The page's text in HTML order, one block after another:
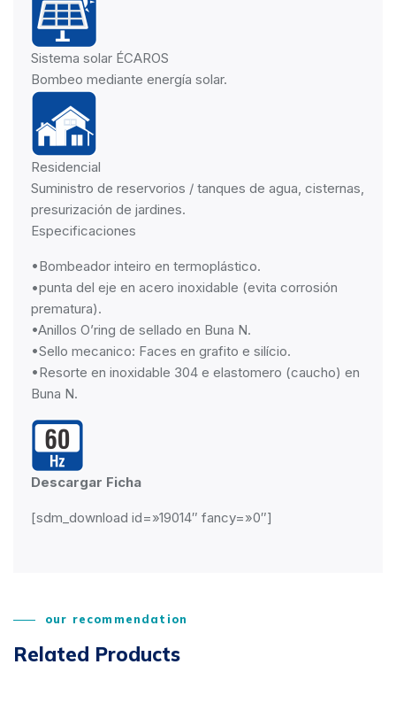
Sistema solar ÉCAROS
Bombeo mediante energía solar.
Residencial
Suministro de reservorios / tanques de agua, cisternas,
presurización de jardines.
Especificaciones
•Bombeador inteiro en termoplástico.
•punta del eje en acero inoxidable (evita corrosión
prematura).
•Anillos O’ring de sellado en Buna N.
•Sello mecanico: Faces en grafito e silício.
•Resorte en inoxidable 304 e elastomero (caucho) en
Buna N.
Descargar Ficha
[sdm_download id=»19014″ fancy=»0″]
our recommendation
Related Products